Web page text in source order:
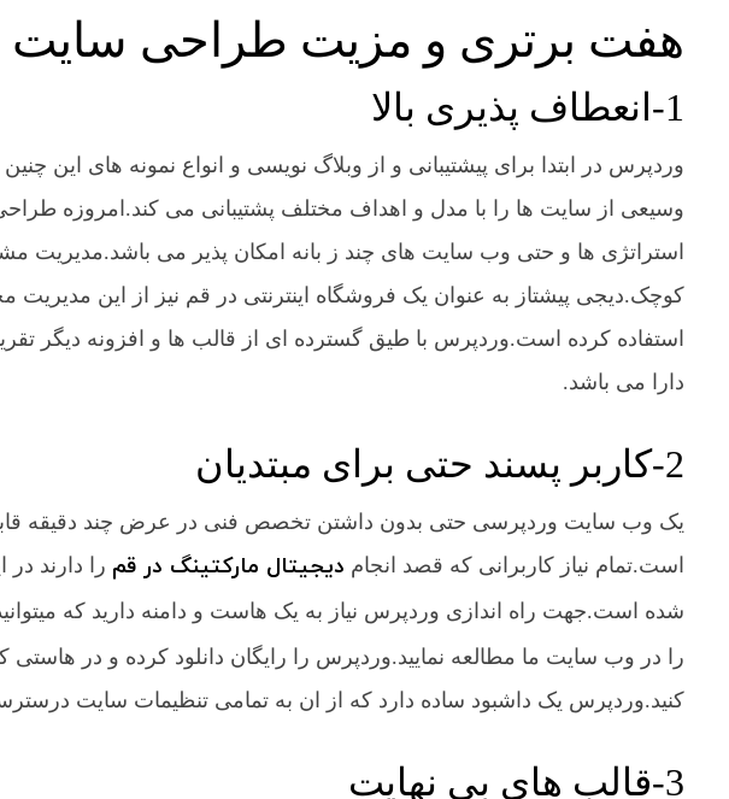
هفت برتری و مزیت طراحی سایت
1-انعطاف پذیری بالا
وردپرس در ابتدا برای پیشتیبانی و از وبلاگ نویسی و انواع نمونه های این
وسیعی از سایت ها را با مدل و اهداف مختلف پشتیبانی می کند.امروزه
استراتژی ها و حتی وب سایت های چند ز بانه امکان پذیر می
کوچک.دیجی پیشتاز به عنوان یک فروشگاه اینترنتی در قم نیز از این
استفاده کرده است.وردپرس با طیق گسترده ای از قالب ها و افزونه دیگر
دارا می باشد.
2-کاربر پسند حتی برای مبتدیان
یک وب سایت وردپرسی حتی بدون داشتن تخصص فنی در عرض چند دقیقه
است.تمام نیاز کاربرانی که قصد انجام دیجیتال مارکتینگ در قم را دارند
شده است.جهت راه اندازی وردپرس نیاز به یک هاست و دامنه دارید که
را در وب سایت ما مطالعه نمایید.وردپرس را رایگان دانلود کرده و در هاستی
کنید.وردپرس یک داشبود ساده دارد که از ان به تمامی تنظیمات سایت
3-قالب های بی نهایت